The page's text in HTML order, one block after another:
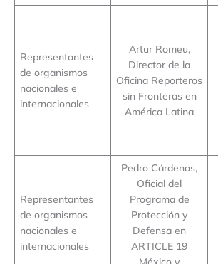
Representantes
de organismos
nacionales e
internacionales
Artur Romeu,
Director de la
Oficina Reporteros
sin Fronteras en
América Latina
Representantes
de organismos
nacionales e
internacionales
Pedro Cárdenas,
Oficial del
Programa de
Protección y
Defensa en
ARTICLE 19